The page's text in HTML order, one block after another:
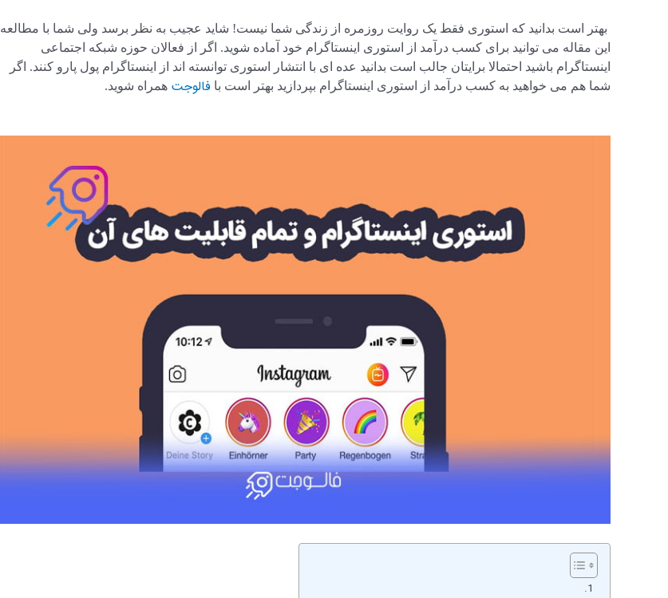
بهتر است بدانید که استوری فقط یک روایت روزمره از زندگی شما نیست! شاید عجیب به نظر برسد ولی شما با مطالعه
این مقاله می توانید برای کسب درآمد از استوری اینستاگرام خود آماده شوید. اگر از فعالان حوزه شبکه اجتماعی
اینستاگرام باشید احتمالا برایتان جالب است بدانید عده ای با انتشار استوری توانسته اند از اینستاگرام پول پارو کنند. اگر
شما هم می خواهید به کسب درآمد از استوری اینستاگرام بپردازید بهتر است با فالوجت همراه شوید.